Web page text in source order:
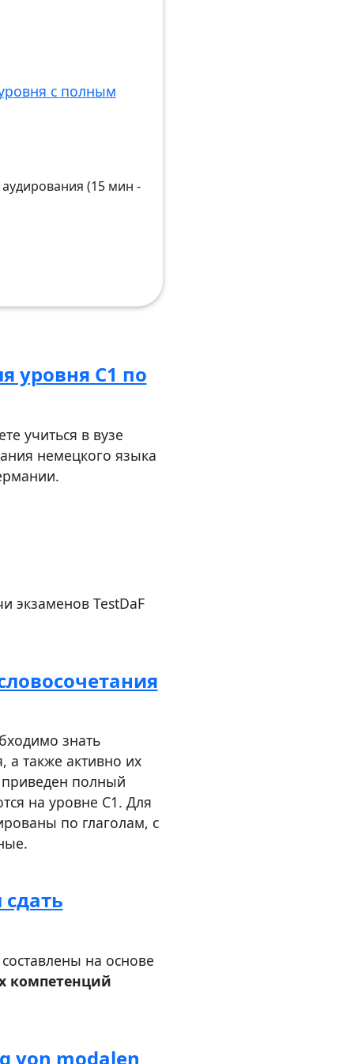
с полным
(15 мин -
уровня C1 по
учиться в вузе
немецкого языка
экзаменов TestDaF
знать
а также активно их
полный
на уровне C1. Для
по глаголам, с
на основе
компетенций
von modalen